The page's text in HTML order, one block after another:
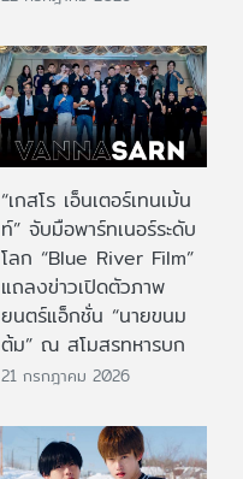
“เกสโร เอ็นเตอร์เทนเม้น
ท์” จับมือพาร์ทเนอร์ระดับ
โลก “Blue River Film”
แถลงข่าวเปิดตัวภาพ
ยนตร์แอ็กชั่น “นายขนม
ต้ม” ณ สโมสรทหารบก
21 กรกฎาคม 2026